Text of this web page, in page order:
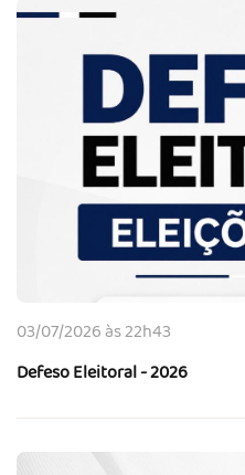
03/07/2026 às 22h43
Defeso Eleitoral - 2026